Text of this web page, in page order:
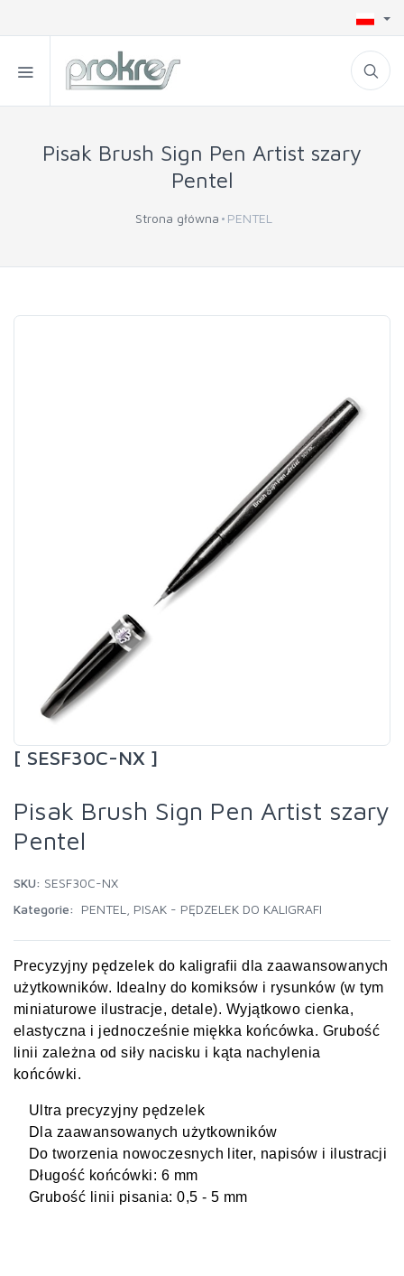
Pisak Brush Sign Pen Artist szary
Pentel
Strona główna PENTEL
[ SESF30C-NX ]
Pisak Brush Sign Pen Artist szary
Pentel
SKU: SESF30C-NX
Kategorie:
PENTEL PISAK - PĘDZELEK DO KALIGRAFI
Precyzyjny pędzelek do kaligrafii dla zaawansowanych
użytkowników. Idealny do komiksów i rysunków (w tym
miniaturowe ilustracje, detale). Wyjątkowo cienka,
elastyczna i jednocześnie miękka końcówka. Grubość
linii zależna od siły nacisku i kąta nachylenia
końcówki.
Ultra precyzyjny pędzelek
Dla zaawansowanych użytkowników
Do tworzenia nowoczesnych liter, napisów i ilustracji
Długość końcówki: 6 mm
Grubość linii pisania: 0,5 - 5 mm